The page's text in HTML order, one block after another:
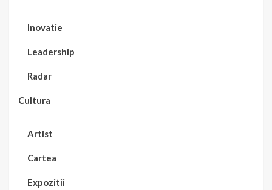
Inovatie
Leadership
Radar
Cultura
Artist
Cartea
Expozitii